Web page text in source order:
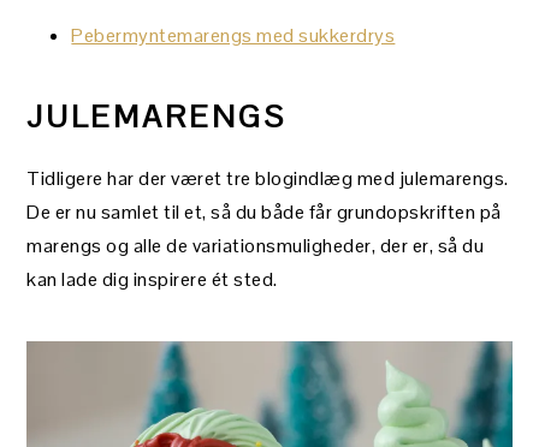
Pebermyntemarengs med sukkerdrys
JULEMARENGS
Tidligere har der været tre blogindlæg med julemarengs.
De er nu samlet til et, så du både får grundopskriften på
marengs og alle de variationsmuligheder, der er, så du
kan lade dig inspirere ét sted.